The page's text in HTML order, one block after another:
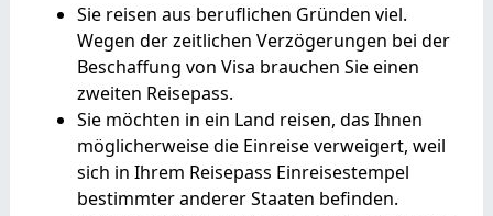
Sie reisen aus beruflichen Gründen viel.
Wegen der zeitlichen Verzögerungen bei der
Beschaffung von Visa brauchen Sie einen
zweiten Reisepass.
Sie möchten in ein Land reisen, das Ihnen
möglicherweise die Einreise verweigert, weil
sich in Ihrem Reisepass Einreisestempel
bestimmter anderer Staaten befinden.